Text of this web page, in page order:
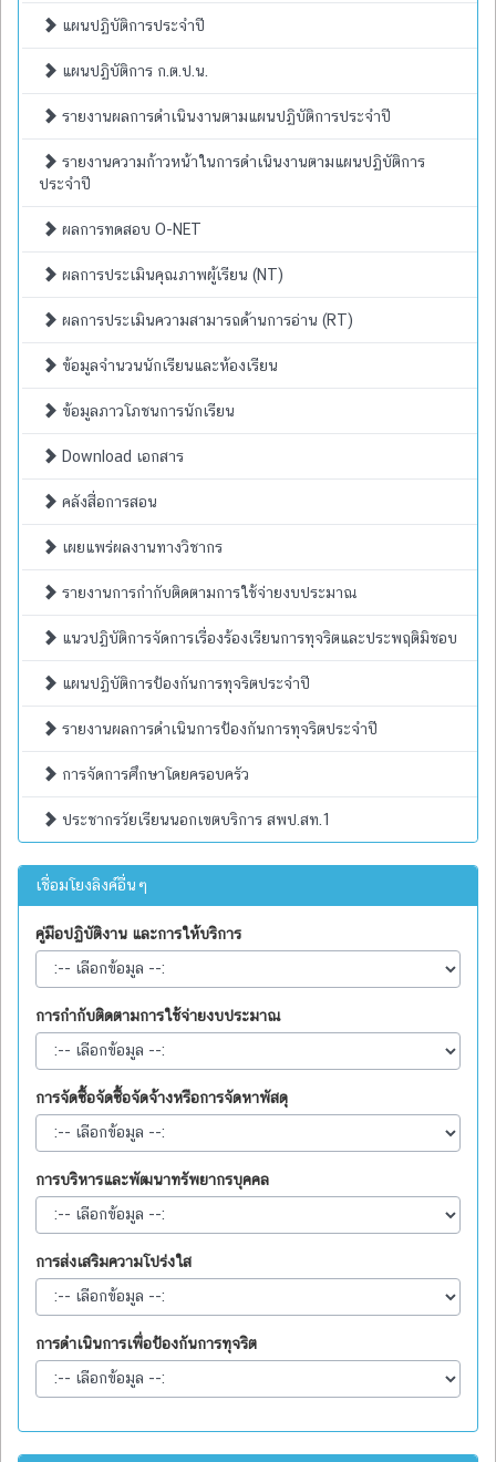
แผนปฏิบัติการประจำปี
แผนปฏิบัติการ ก.ต.ป.น.
รายงานผลการดำเนินงานตามแผนปฏิบัติการประจำปี
รายงานความก้าวหน้าในการดำเนินงานตามแผนปฏิบัติการ
ประจำปี
ผลการทดสอบ O-NET
ผลการประเมินคุณภาพผู้เรียน (NT)
ผลการประเมินความสามารถด้านการอ่าน (RT)
ข้อมูลจำนวนนักเรียนและห้องเรียน
ข้อมูลภาวโภชนการนักเรียน
Download เอกสาร
คลังสื่อการสอน
เผยแพร่ผลงานทางวิชากร
รายงานการกำกับติดตามการใช้จ่ายงบประมาณ
แนวปฏิบัติการจัดการเรื่องร้องเรียนการทุจริตและประพฤติมิชอบ
แผนปฏิบัติการป้องกันการทุจริตประจำปี
รายงานผลการดำเนินการป้องกันการทุจริตประจำปี
การจัดการศึกษาโดยครอบครัว
ประชากรวัยเรียนนอกเขตบริการ สพป.สท.1
เชื่อมโยงลิงค์อื่นๆ
คู่มือปฏิบัติงาน และการให้บริการ
การกำกับติดตามการใช้จ่ายงบประมาณ
การจัดซื้อจัดซื้อจัดจ้างหรือการจัดหาพัสดุ
การบริหารและพัฒนาทรัพยากรบุคคล
การส่งเสริมความโปร่งใส
การดำเนินการเพื่อป้องกันการทุจริต